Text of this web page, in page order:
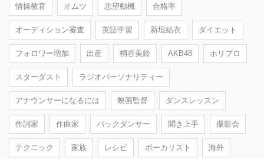
情操教育 オムツ 志望動機 合格率
オーディション審査 英語学習 新垣結衣 ダイエット
フォロワー増加 出産 桐谷美鈴 AKB48 ホリプロ
スターダスト ラジオパーソナリティー
アナウンサーになるには 映画監督 ダンスレッスン
作詞家 作曲家 バックダンサー 聞き上手 撮影会
テクニック 家族 レシピ ボーカリスト 海外